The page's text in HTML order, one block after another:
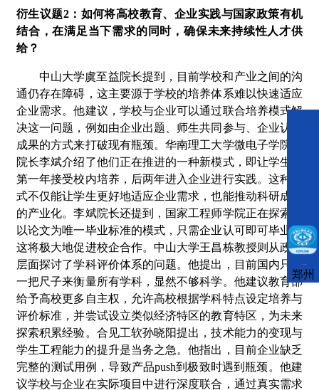
衍生议题2：如何将高校教育、企业实践与国家政策有机
结合，在满足当下需求的同时，确保未来持续性人才供
给？
中山大学虞至益院长提到，目前学校和产业之间的沟
通仍存在障碍，这主要源于学校的培养体系难以快速适应
企业需求。他建议，学校与企业可以通过联合培养模式解
决这一问题，例如由企业出题、师生共同参与、企业认定
成果的方式来打破现有瓶颈。华南理工大学微电子学院副
院长李斌介绍了他们正在推进的一种新模式，即让学生在
第一年接受校内培养，后两年进入企业进行实践。这种模
式不仅能让学生更好地适应企业需求，也能推动科研成果
的产业化。李斌院长还提到，国家工程师学院正在探索不
以论文为唯一毕业标准的模式，只需企业认可即可毕业，
这将极大地促进校企合作。 中山大学王昌栋教授则从政策
层面探讨了学科评价体系的问题。他提出，目前国内只有
一把尺子来衡量所有学科，显然不够科学。他建议教育部
给予高校更多自主权，允许高校根据学科特点设定培养与
评价标准，并尝试设立类似经济特区的教育特区，为未来
探索积累经验。 合见工软孙晓阳提出，技术能力的变现与
学生工程能力的提升是当务之急。他指出，目前企业缺乏
完整的测试用例，导致产品push到极致时遇到瓶颈。他建
议学校与企业在实际项目中进行深度联合，通过真实需求
郑州